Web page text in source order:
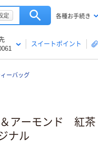
定 各種お手続き
スイートポイント
ーバッグ
＆アーモンド 紅茶
ナル